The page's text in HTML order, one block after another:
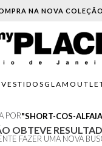
NA NOVA
VESTIDOSGLAM
POR SHORT-COS-
OBTEVE
FAZER UMA NOVA